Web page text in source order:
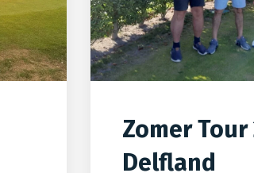
Zomer Tour
Delfland